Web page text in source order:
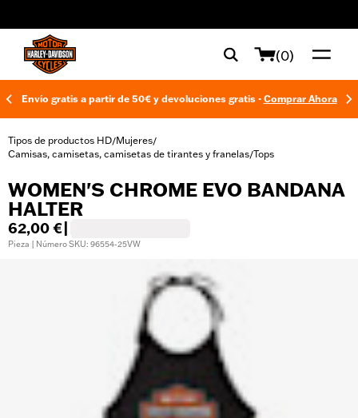
(0)
Envío gratis a partir de 50€ y devoluciones gratis - Comprar Ahora
Tipos de productos HD/Mujeres/
Camisas, camisetas, camisetas de tirantes y franelas/Tops
WOMEN'S CHROME EVO BANDANA
HALTER
62,00 €
Pieza | Número SKU: 96554-25VW